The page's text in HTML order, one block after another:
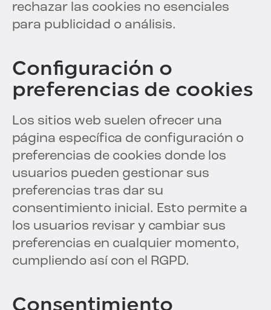
rechazar las cookies no esenciales
para publicidad o análisis.
Configuración o
preferencias de cookies
Los sitios web suelen ofrecer una
página específica de configuración o
preferencias de cookies donde los
usuarios pueden gestionar sus
preferencias tras dar su
consentimiento inicial. Esto permite a
los usuarios revisar y cambiar sus
preferencias en cualquier momento,
cumpliendo así con el RGPD.
Consentimiento